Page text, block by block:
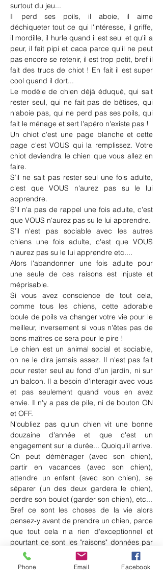
surtout du jeu...
Il perd ses poils, il aboie, il aime
déchiqueter tout ce qui l'intéresse, il griffe,
il mordille, il hurle quand il est seul et qu'il a
peur, il fait pipi et caca parce qu'il ne peut
pas encore se retenir, il est trop petit, bref il
fait des trucs de chiot ! En fait il est super
cool quand il dort...
Le modèle de chien déjà éduqué, qui sait
rester seul, qui ne fait pas de bêtises, qui
n'aboie pas, qui ne perd pas ses poils, qui
fait le ménage et sert l'apéro n'existe pas !
Un chiot c'est une page blanche et cette
page c'est VOUS qui la remplissez. Votre
chiot deviendra le chien que vous allez en
faire.
S’il ne sait pas rester seul une fois adulte,
c'est que VOUS n'aurez pas su le lui
apprendre.
S’il n'a pas de rappel une fois adulte, c'est
que VOUS n'aurez pas su le lui apprendre.
S’il n'est pas sociable avec les autres
chiens une fois adulte, c'est que VOUS
n'aurez pas su le lui apprendre etc....
Alors l'abandonner une fois adulte pour
une seule de ces raisons est injuste et
méprisable.
Si vous avez conscience de tout cela,
comme tous les chiens, cette adorable
boule de poils va changer votre vie pour le
meilleur, inversement si vous n'êtes pas de
bons maîtres ce sera pour le pire !
Le chien est un animal social et sociable,
on ne le dira jamais assez. Il n'est pas fait
pour rester seul au fond d'un jardin, ni sur
un balcon. Il a besoin d'interagir avec vous
et pas seulement quand vous en avez
envie. Il n'y a pas de pile, ni de bouton ON
et OFF.
N'oubliez pas qu'un chien vit une bonne
douzaine d'année et que c'est un
engagement sur la durée... Quoiqu'il arrive.
On peut déménager (avec son chien),
partir en vacances (avec son chien),
attendre un enfant (avec son chien), se
séparer (un des deux gardera le chien),
perdre son boulot (garder son chien), etc...
Bref ce sont les choses de la vie alors
pensez-y avant de prendre un chien, parce
que tout cela n'a rien d'exceptionnel et
pourtant ce sont les "raisons" données par
ceux qui abandonnent leur chien.
Type Griffon (sic), mâle, sera stérilisé à 6
Phone Email Facebook